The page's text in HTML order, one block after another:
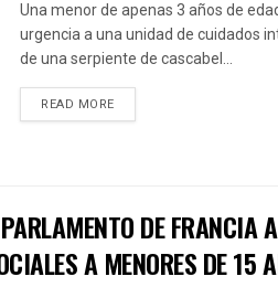
Una menor de apenas 3 años de
urgencia a una unidad de cuidados
de una serpiente de cascabel...
READ MORE
DE FRANCIA
A MENORES DE 15